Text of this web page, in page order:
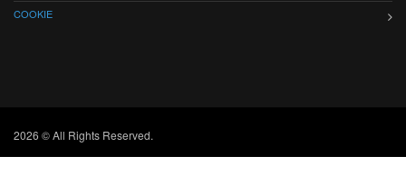
COOKIE
2026 © All Rights Reserved.